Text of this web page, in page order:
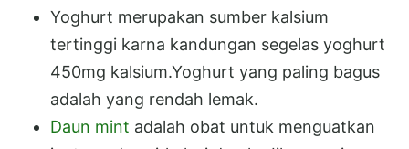
Yoghurt merupakan sumber kalsium
tertinggi karna kandungan segelas yoghurt
450mg kalsium.Yoghurt yang paling bagus
adalah yang rendah lemak.
Daun mint adalah obat untuk menguatkan